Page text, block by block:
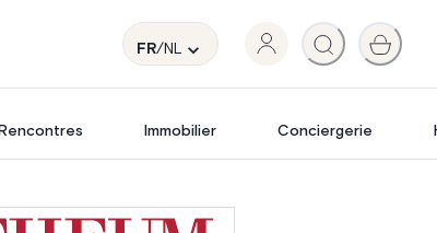
FR/NL
Immobilier Conciergerie